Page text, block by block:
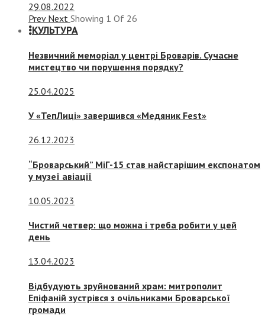
29.08.2022
Prev Next Showing 1 Of 26
КУЛЬТУРА
Незвичний меморіал у центрі Броварів. Сучасне
мистецтво чи порушення порядку?
25.04.2025
У «ТепЛиці» завершився «Медяник Fest»
26.12.2023
“Броварський” МіГ-15 став найстарішим експонатом
у музеї авіації
10.05.2023
Чистий четвер: що можна і треба робити у цей
день
13.04.2023
Відбудують зруйнований храм: митрополит
Епіфаній зустрівся з очільниками Броварської
громади